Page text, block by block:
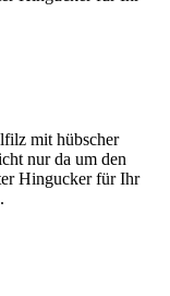
mit hübscher
nur da um den
Hingucker für Ihr